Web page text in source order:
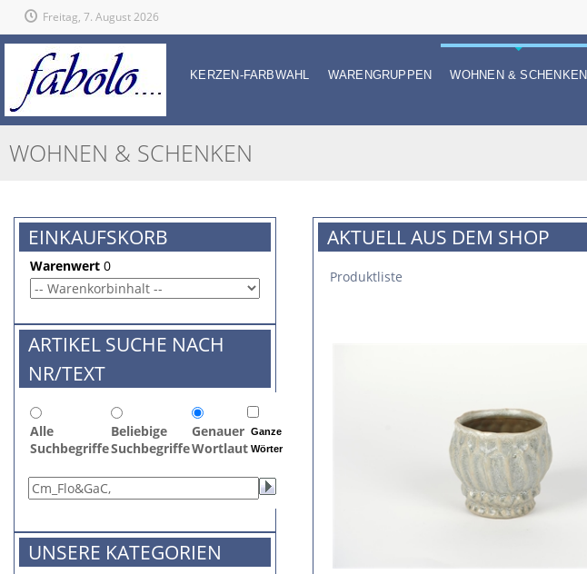
Freitag, 7. August 2026
KERZEN-FARBWAHL WARENGRUPPEN WOHNEN & SCHENKEN
WOHNEN & SCHENKEN
EINKAUFSKORB
Warenwert 0
ARTIKEL SUCHE NACH
NR/TEXT
Alle
Suchbegriffe
Beliebige
Suchbegriffe
Genauer
Wortlaut
Ganze
Wörter
UNSERE KATEGORIEN
AKTUELL AUS DEM SHOP
Produktliste